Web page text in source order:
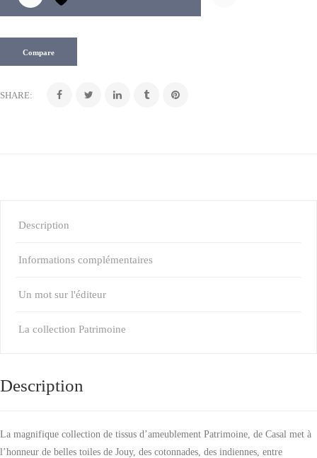
Compare
SHARE:
Description
Informations complémentaires
Un mot sur l'éditeur
La collection Patrimoine
Description
La magnifique collection de tissus d’ameublement Patrimoine, de Casal met à
l’honneur de belles toiles de Jouy, des cotonnades, des indiennes, entre